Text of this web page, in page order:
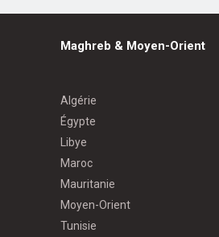
Maghreb & Moyen-Orient
Algérie
Égypte
Libye
Maroc
Mauritanie
Moyen-Orient
Tunisie